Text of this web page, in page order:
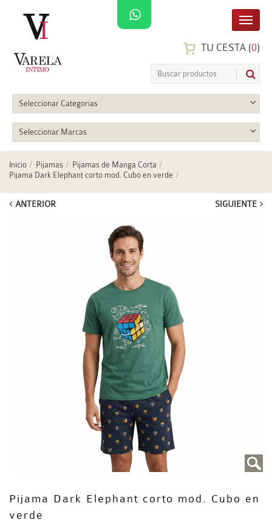
TU CESTA (0)
Seleccionar Categorias
Seleccionar Marcas
Inicio Pijamas
Pijamas de Manga Corta
Pijama Dark Elephant corto mod. Cubo en verde
ANTERIOR SIGUIENTE
Pijama Dark Elephant corto mod. Cubo en
verde